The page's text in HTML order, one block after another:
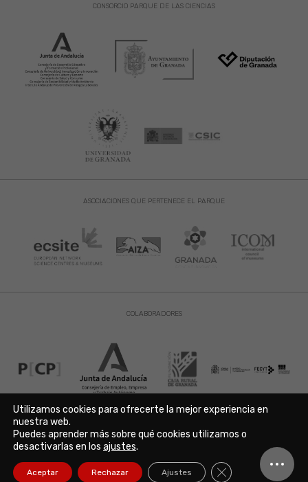
ASOCIACIONES QUE PERTENECE EL PARQUE
CONSORCIO PARQUE DE LAS CIENCIAS
COLABORADORES
Aviso Legal | Política de Privacidad | Política de Cookies
Copyright © 2021. Parque de las Ciencias. Avda. de la Ciencia s/n
18006 Granada. España. Telf.: 958 131 900. Todos los derechos
reservados./
Utilizamos cookies para ofrecerte la mejor experiencia en
nuestra web.
Puedes aprender más sobre qué cookies utilizamos o
desactivarlas en los ajustes.
Aceptar Rechazar Ajustes Cerrar el banner de